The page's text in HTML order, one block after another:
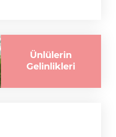
Ünlülerin
Gelinlikleri